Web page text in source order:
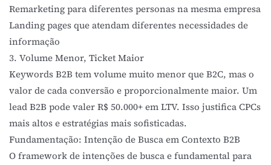
Remarketing para diferentes personas na mesma empresa
Landing pages que atendam diferentes necessidades de
informação
3. Volume Menor, Ticket Maior
KeywordsB2B tem volume muito menor que B2C, mas o
valor de cada conversão e proporcionalmente maior. Um
lead B2B pode valer R$ 50.000+ em LTV. Isso justifica CPCs
mais altos e estratégias mais sofisticadas.
Fundamentação: Intenção de Busca em Contexto B2B
O framework deintenções de buscae fundamental para